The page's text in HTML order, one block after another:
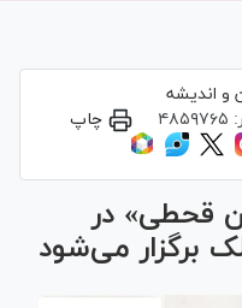
و اندیشه
۴۸۵۹۷۶۵ چاپ
قحطی» در
برگزار می‌شود